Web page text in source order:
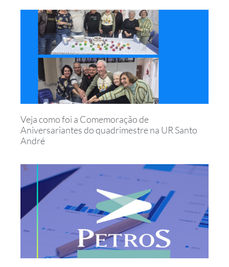
Veja como foi a Comemoração de
Aniversariantes do quadrimestre na UR Santo
André